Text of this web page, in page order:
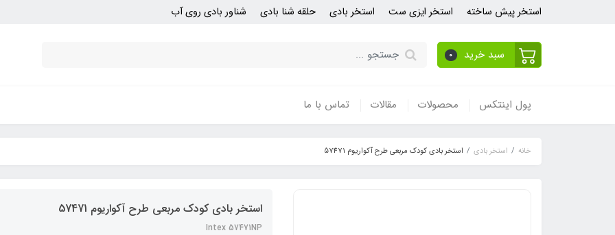
استخر پیش ساخته استخر ایزی ست استخر بادی حلقه شنا بادی شناور بادی روی آب
سبد خرید 0
پول اینتکس محصولات مقالات تماس با ما
خانه استخر بادی استخر بادی کودک مربعی طرح آکواریوم 57471
استخر بادی کودک مربعی طرح آکواریوم 57471
Intex 57471NP